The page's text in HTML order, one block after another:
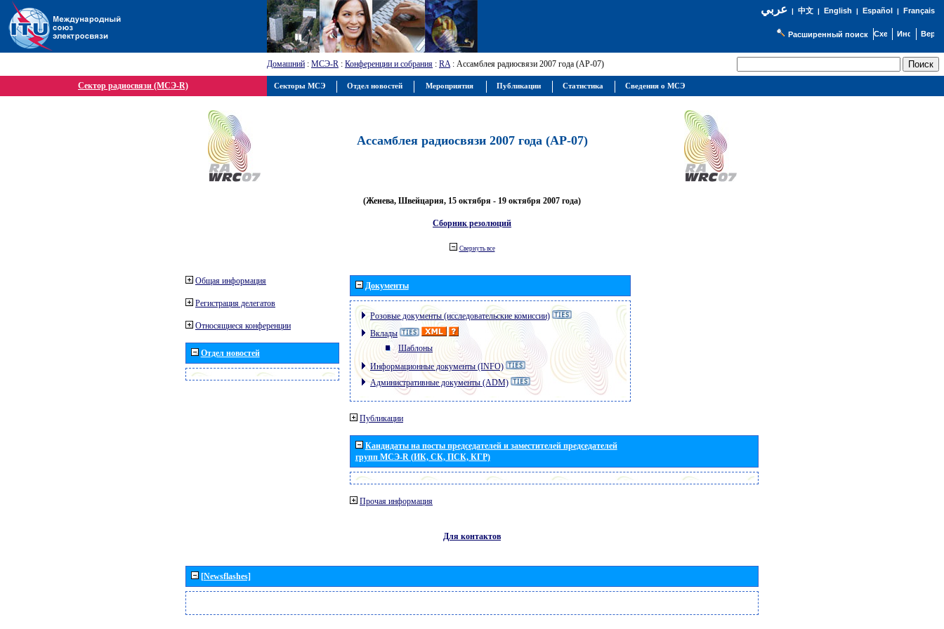
عربي| 中文| English | Español | Français
Расширенный поиск
Домашний : МСЭ-R : Конференции и собрания : RA: Ассамблея радиосвязи 2007 года (АР-07)
Сектор радиосвязи (МСЭ-R)
Ассамблея радиосвязи 2007 года (АР-07)
(Женева, Швейцария, 15 октября - 19 октября 2007 года)
Сборник резолюций
Свернуть все
Общая информация
Регистрация делегатов
Относящиеся конференции
Отдел новостей
Документы
Розовые документы (исследовательские комиссии)
Вклады
Шаблоны
Информационные документы (INFO)
Административные документы (ADM)
Публикации
Кандидаты на посты председателей и заместителей председателей
групп МСЭ-R (ИК, СК, ПСК, КГР)
Прочая информация
Для контактов
[Newsflashes]
Секторы МСЭ Отдел новостей Мероприятия Публикации Статистика Сведения о МСЭ